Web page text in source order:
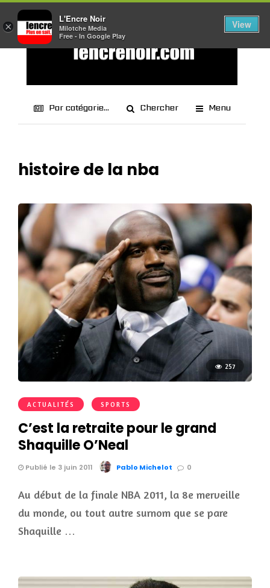
Par catégorie... Chercher Menu
histoire de la nba
257
ACTUALITÉS SPORTS
C’est la retraite pour le grand
Shaquille O’Neal
Publié le 3 juin 2011 Pablo Michelot 0
Au début de la finale NBA 2011, la 8e merveille
du monde, ou tout autre surnom que se pare
Shaquille …
×
L'Encre Noir
Milotche Media
Free - In Google Play
View